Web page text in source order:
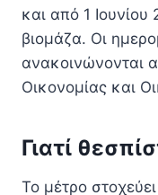
και από 1
βιομάζα. Οι
ανακοινώνονται
Οικονομίας και
Γιατί
Το μέτρο